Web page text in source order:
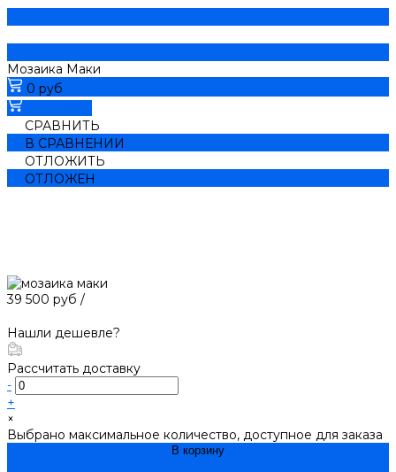
Мозаика Маки
0 руб
СРАВНИТЬ
В СРАВНЕНИИ
ОТЛОЖИТЬ
ОТЛОЖЕН
39 500 руб /
Нашли дешевле?
Рассчитать доставку
-
+
×
Выбрано максимальное количество, доступное для заказа
В корзину